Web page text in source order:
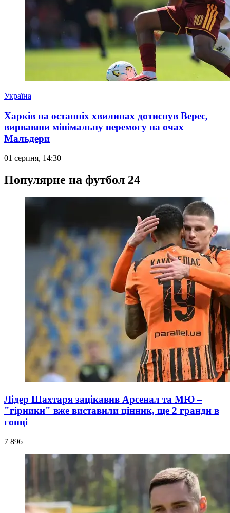
Україна
Харків на останніх хвилинах дотиснув Верес,
вирвавши мінімальну перемогу на очах
Мальдери
01 серпня, 14:30
Популярне на футбол 24
Лідер Шахтаря зацікавив Арсенал та МЮ –
"гірники" вже виставили цінник, ще 2 гранди в
гонці
7 896